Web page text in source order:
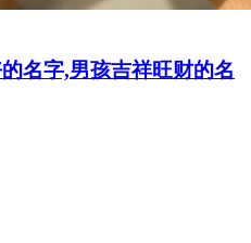
名字,男孩吉祥旺财的名